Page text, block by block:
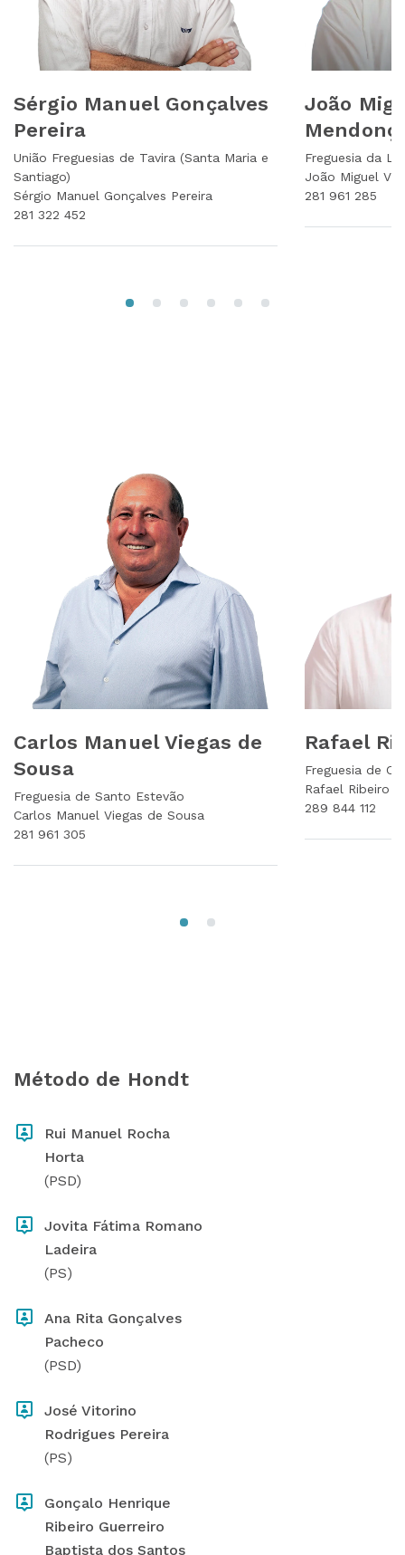
Sérgio Manuel Gonçalves
Pereira
União Freguesias de Tavira (Santa Maria e
Santiago)
Sérgio Manuel Gonçalves Pereira
281 322 452
João
Freguesia da
João Miguel
281 961 285
Carlos Manuel Viegas de
Sousa
Freguesia de Santo Estevão
Carlos Manuel Viegas de Sousa
281 961 305
Rafael
Freguesia de
Rafael Ribeiro
289 844 112
Método de Hondt
Rui Manuel Rocha
Horta
(PSD)
Jovita Fátima Romano
Ladeira
(PS)
Ana Rita Gonçalves
Pacheco
(PSD)
José Vitorino
Rodrigues Pereira
(PS)
Gonçalo Henrique
Ribeiro Guerreiro
Baptista dos Santos